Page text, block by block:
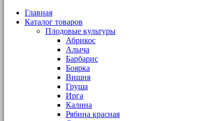
Главная
Каталог товаров
Плодовые культуры
Абрикос
Алыча
Барбарис
Боярка
Вишня
Груша
Ирга
Калина
Рябина красная